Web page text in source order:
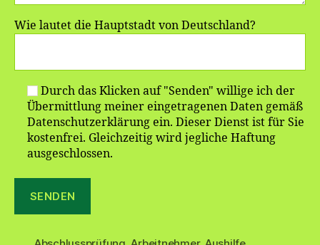
Wie lautet die Hauptstadt von Deutschland?
Durch das Klicken auf "Senden" willige ich der
Übermittlung meiner eingetragenen Daten gemäß
Datenschutzerklärung ein. Dieser Dienst ist für Sie
kostenfrei. Gleichzeitig wird jegliche Haftung
ausgeschlossen.